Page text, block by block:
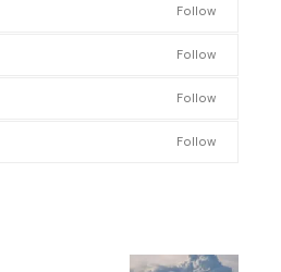
Follow
Follow
Follow
Follow